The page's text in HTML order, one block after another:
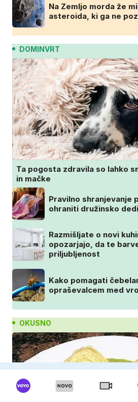
Na Zemljo morda že
asteroida, ki ga ne
DOMINVRT
Ta pogosta zdravila so lahko
in mačke
Pravilno shranjevanje
ohraniti družinsko
Razmišljate o novi
opozarjajo, da te
priljubljenost
Kako pomagati
opraševalcem med
OKUSNO